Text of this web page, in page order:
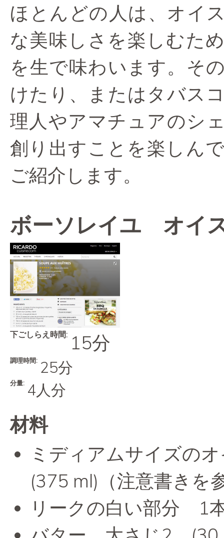
ほとんどの人は、オイ
な美味しさを楽しむた
を生で味わいます。そ
けたり、またはタバス
理人やアマチュアのシ
創り出すことを楽しん
ご紹介します。
ボーソレイユ オイ
下ごしらえ時間: 15分
調理時間: 25分
分量: 4人分
材料
ミディアムサイズの
(375 ml)（注意書きを
リークの白い部分